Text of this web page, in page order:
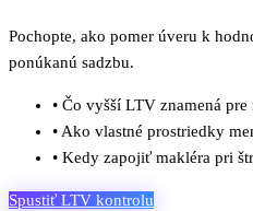
Pochopte, ako pomer úveru k
ponúkanú sadzbu.
• Čo vyšší LTV znamená
• Ako vlastné prostriedky
• Kedy zapojiť makléra pri
Spustiť LTV kontrolu